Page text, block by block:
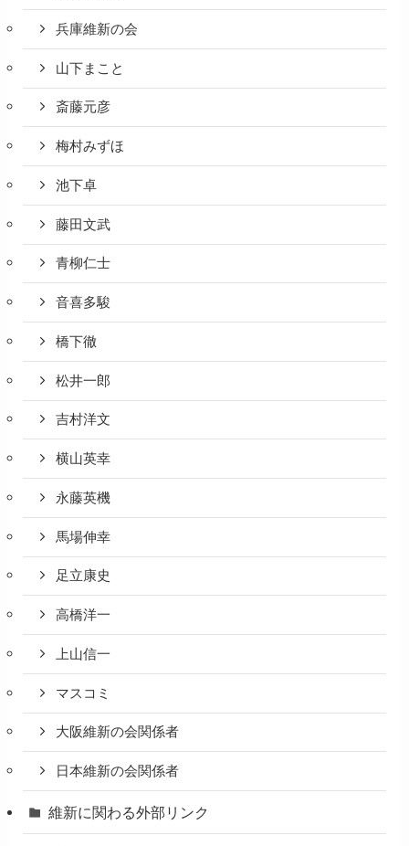
兵庫維新の会
山下まこと
斎藤元彦
梅村みずほ
池下卓
藤田文武
青柳仁士
音喜多駿
橋下徹
松井一郎
吉村洋文
横山英幸
永藤英機
馬場伸幸
足立康史
高橋洋一
上山信一
マスコミ
大阪維新の会関係者
日本維新の会関係者
維新に関わる外部リンク